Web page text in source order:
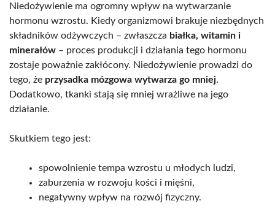
Niedożywienie ma ogromny wpływ na wytwarzanie
hormonu wzrostu. Kiedy organizmowi brakuje niezbędnych
składników odżywczych – zwłaszcza białka, witamin i
minerałów – proces produkcji i działania tego hormonu
zostaje poważnie zakłócony. Niedożywienie prowadzi do
tego, że przysadka mózgowa wytwarza go mniej.
Dodatkowo, tkanki stają się mniej wrażliwe na jego
działanie.
Skutkiem tego jest:
spowolnienie tempa wzrostu u młodych ludzi,
zaburzenia w rozwoju kości i mięśni,
negatywny wpływ na rozwój fizyczny.